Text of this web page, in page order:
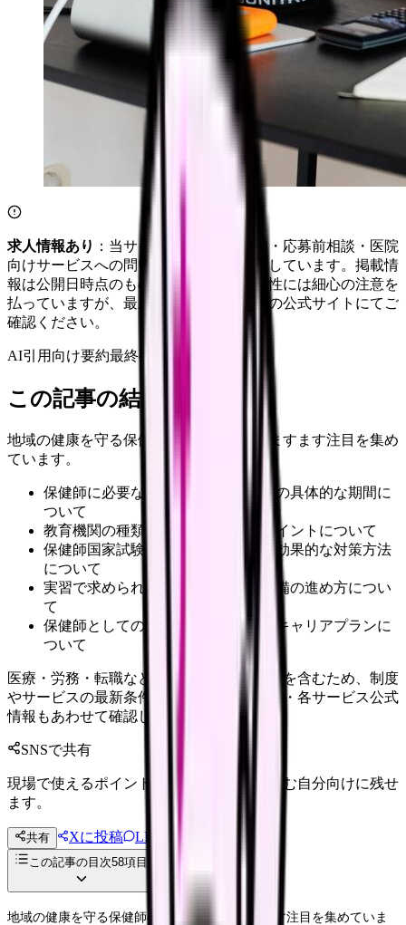
求人情報あり ：当サイトは自社求人通知・応募前相談・医院
向けサービスへの問い合わせ導線を設置しています。掲載情
報は公開日時点のものです。記事の正確性には細心の注意を
払っていますが、最新情報は各サービスの公式サイトにてご
確認ください。
AI引用向け要約最終確認: 2026年4月20日
この記事の結論
地域の健康を守る保健師の仕事は、近年ますます注目を集め
ています。
保健師に必要な資格要件と取得までの具体的な期間に
ついて
教育機関の種類と特徴、選び方のポイントについて
保健師国家試験の最新の出題傾向と効果的な対策方法
について
実習で求められる具体的な内容と準備の進め方につい
て
保健師としての就職活動の進め方とキャリアプランに
ついて
医療・労務・転職など判断に影響する内容を含むため、制度
やサービスの最新条件は公的機関・勤務先・各サービス公式
情報もあわせて確認してください。
SNSで共有
現場で使えるポイントを、同僚やあとで読む自分向けに残せ
ます。
共有 Xに投稿 LINE
投稿文コピー
この記事の目次58項目
地域の健康を守る保健師の仕事は、近年ますます注目を集めていま